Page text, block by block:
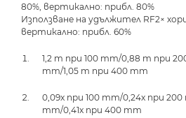
80%, вертикално: прибл. 80%
Използване на удължител RF2×
вертикално: прибл. 60%
1,2 m при 100 mm/0,88 m при
mm/1,05 m при 400 mm
0,09x при 100 mm/0,24x при
mm/0,41x при 400 mm